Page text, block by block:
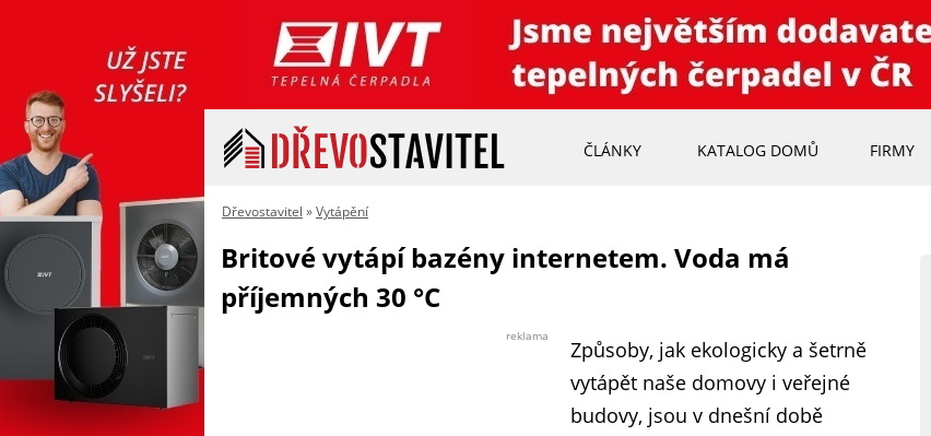
ČLÁNKY KATALOG DOMŮ FIRMY
Dřevostavitel »Vytápění
Britové vytápí bazény internetem. Voda má
příjemných 30 °C
reklama
Způsoby, jak ekologicky a šetrně
vytápět naše domovy i veřejné
budovy, jsou v dnešní době